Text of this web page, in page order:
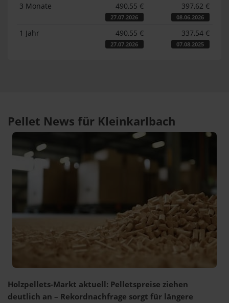
3 Monate 490,55 €
27.07.2026
397,62 €
08.06.2026
1 Jahr 490,55 €
27.07.2026
337,54 €
07.08.2025
Pellet News für Kleinkarlbach
Holzpellets-Markt aktuell: Pelletspreise ziehen
deutlich an – Rekordnachfrage sorgt für längere